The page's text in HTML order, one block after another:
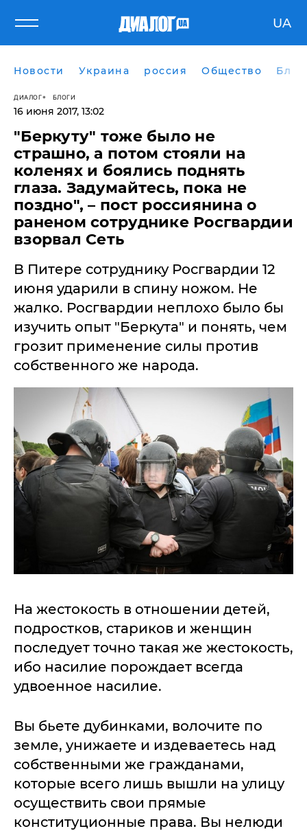
UA
Новости Украина россия Общество
ДИАЛОГ БЛОГИ
16 июня 2017, 13:02
"Беркуту" тоже было не
страшно, а потом стояли на
коленях и боялись поднять
глаза. Задумайтесь, пока не
поздно", – пост россиянина о
раненом сотруднике Росгвардии
взорвал Сеть
В Питере сотруднику Росгвардии 12
июня ударили в спину ножом. Не
жалко. Росгвардии неплохо было бы
изучить опыт "Беркута" и понять, чем
грозит применение силы против
собственного же народа.
На жестокость в отношении детей,
подростков, стариков и женщин
последует точно такая же жестокость,
ибо насилие порождает всегда
удвоенное насилие.
Вы бьете дубинками, волочите по
земле, унижаете и издеваетесь над
собственными же гражданами,
которые всего лишь вышли на улицу
осуществить свои прямые
конституционные права. Вы нелюди